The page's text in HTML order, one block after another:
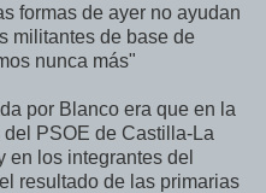
formas de ayer no ayudan
militantes de base de
nunca más"
por Blanco era que en la
PSOE de Castilla-La
en los integrantes del
resultado de las primarias